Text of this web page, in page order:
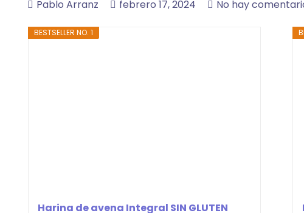
Pablo Arranz febrero 17, 2024 No hay
BESTSELLER NO. 1
Harina de avena Integral SIN GLUTEN